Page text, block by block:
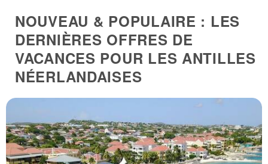
NOUVEAU & POPULAIRE : LES
DERNIÈRES OFFRES DE
VACANCES POUR LES ANTILLES
NÉERLANDAISES